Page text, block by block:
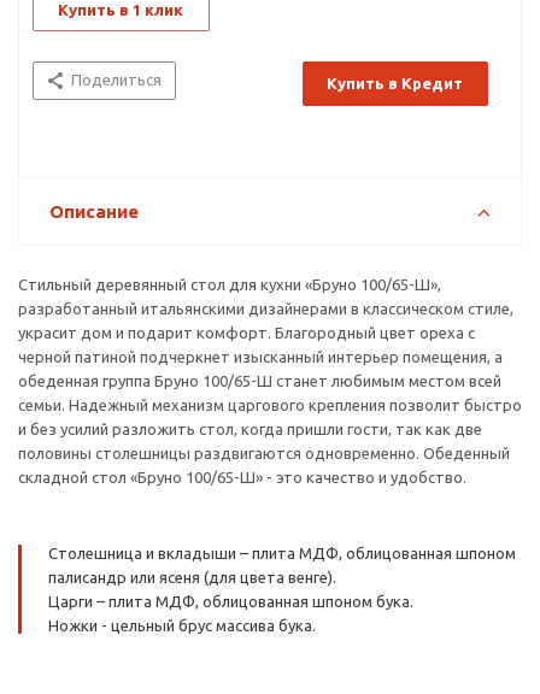
Купить в 1 клик
Поделиться Купить в Кредит
Описание
Стильный деревянный стол для кухни «Бруно 100/65-Ш»,
разработанный итальянскими дизайнерами в классическом стиле,
украсит дом и подарит комфорт. Благородный цвет ореха с
черной патиной подчеркнет изысканный интерьер помещения, а
обеденная группа Бруно 100/65-Ш станет любимым местом всей
семьи. Надежный механизм царгового крепления позволит быстро
и без усилий разложить стол, когда пришли гости, так как две
половины столешницы раздвигаются одновременно. Обеденный
складной стол «Бруно 100/65-Ш» - это качество и удобство.
Столешница и вкладыши – плита МДФ, облицованная шпоном
палисандр или ясеня (для цвета венге).
Царги – плита МДФ, облицованная шпоном бука.
Ножки - цельный брус массива бука.